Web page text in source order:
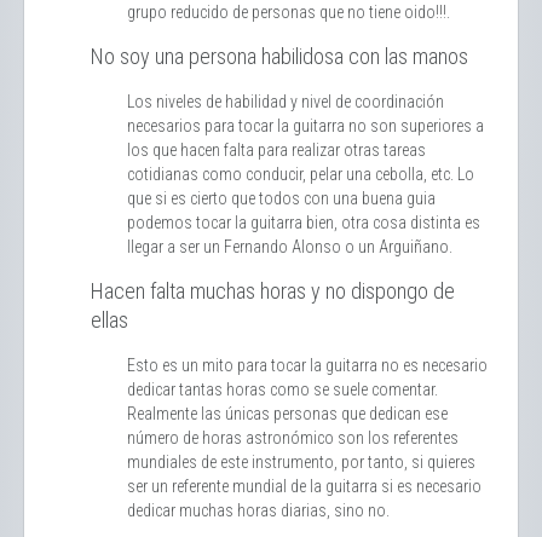
grupo reducido de personas que no tiene oido!!!.
No soy una persona habilidosa con las manos
Los niveles de habilidad y nivel de coordinación
necesarios para tocar la guitarra no son superiores a
los que hacen falta para realizar otras tareas
cotidianas como conducir, pelar una cebolla, etc. Lo
que si es cierto que todos con una buena guia
podemos tocar la guitarra bien, otra cosa distinta es
llegar a ser un Fernando Alonso o un Arguiñano.
Hacen falta muchas horas y no dispongo de
ellas
Esto es un mito para tocar la guitarra no es necesario
dedicar tantas horas como se suele comentar.
Realmente las únicas personas que dedican ese
número de horas astronómico son los referentes
mundiales de este instrumento, por tanto, si quieres
ser un referente mundial de la guitarra si es necesario
dedicar muchas horas diarias, sino no.